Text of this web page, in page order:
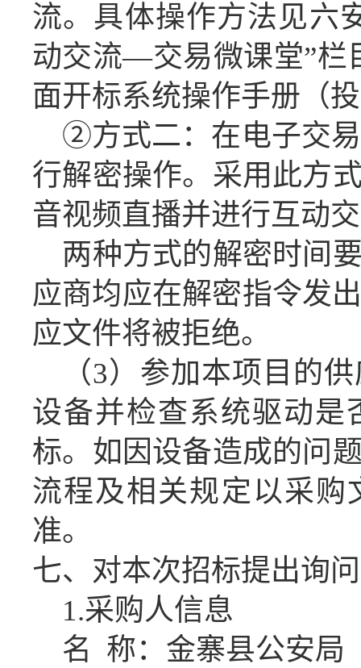
流。具体操作方法见六
动交流—交易微课堂”栏
面开标系统操作手册（
②方式二：在电子交
行解密操作。 采用此方
音视频直播并进行互动
两种方式的解密时间
应商均应在解密指令发
应文件将被拒绝。
（3） 参加本项目的
设备并检查系统驱动是
标。 如因设备造成的问
流程及相关规定以采购
准。
七、对本次招标提出询
1.采购人信息
名 称： 金寨县公安局